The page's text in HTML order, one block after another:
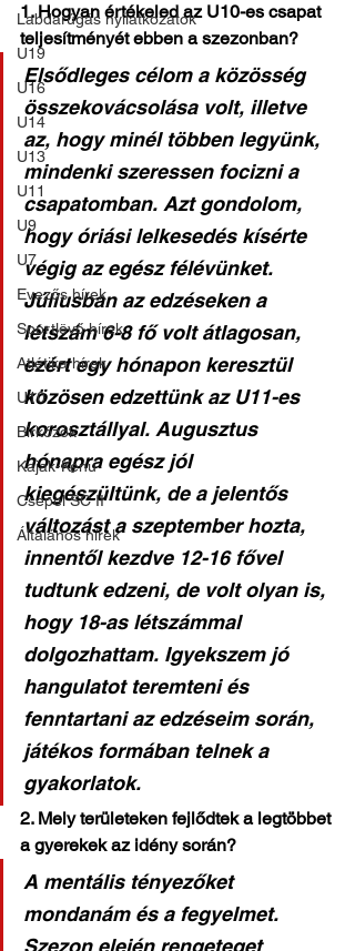
Labdarúgás nyilatkozatok
U19
U16
U14
U13
U11
U9
U7
Evezős hírek
Sportlövő hírek
Atlétika hírek
U10
Birkózók
Kajak-Kenu
Csepel SC II
Általános hírek
1. Hogyan értékeled az U10-es csapat
teljesítményét ebben a szezonban?
Elsődleges célom a közösség
összekovácsolása volt, illetve
az, hogy minél többen legyünk,
mindenki szeressen focizni a
csapatomban. Azt gondolom,
hogy óriási lelkesedés kísérte
végig az egész félévünket.
Júliusban az edzéseken a
létszám 6-8 fő volt átlagosan,
ezért egy hónapon keresztül
közösen edzettünk az U11-es
korosztállyal. Augusztus
hónapra egész jól
kiegészültünk, de a jelentős
változást a szeptember hozta,
innentől kezdve 12-16 fővel
tudtunk edzeni, de volt olyan is,
hogy 18-as létszámmal
dolgozhattam. Igyekszem jó
hangulatot teremteni és
fenntartani az edzéseim során,
játékos formában telnek a
gyakorlatok.
2. Mely területeken fejlődtek a legtöbbet
a gyerekek az idény során?
A mentális tényezőket
mondanám és a fegyelmet.
Szezon elején rengeteget